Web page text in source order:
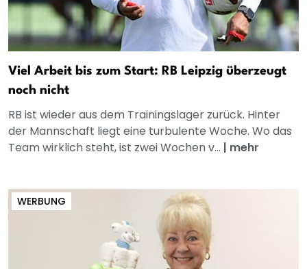
Viel Arbeit bis zum Start: RB Leipzig überzeugt
noch nicht
RB ist wieder aus dem Trainingslager zurück. Hinter
der Mannschaft liegt eine turbulente Woche. Wo das
Team wirklich steht, ist zwei Wochen v... | mehr
WERBUNG